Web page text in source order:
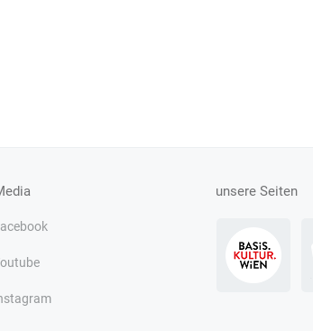
unsere Seiten